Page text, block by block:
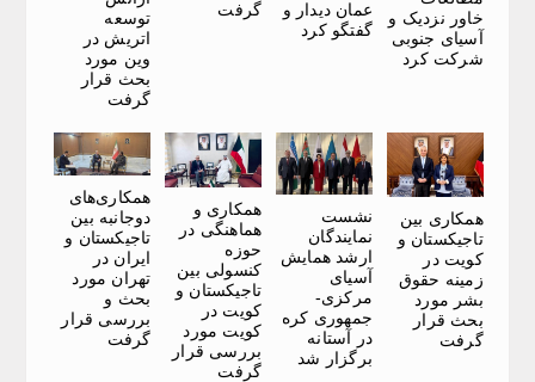
خاور نزدیک و
آسیای جنوبی
شرکت کرد
عمان دیدار و
گفتگو کرد
گرفت
توسعه
اتریش در
وین مورد
بحث قرار
گرفت
همکاری بین
تاجیکستان و
کویت در
زمینه حقوق
بشر مورد
بحث قرار
گرفت
نشست
نمایندگان
ارشد همایش
آسیای
مرکزی-
جمهوری کره
در آستانه
برگزار شد
همکاری و
هماهنگی در
حوزه
کنسولی بین
تاجیکستان و
کویت در
کویت مورد
بررسی قرار
گرفت
همکاری‌های
دوجانبه بین
تاجیکستان و
ایران در
تهران مورد
بحث و
بررسی قرار
گرفت